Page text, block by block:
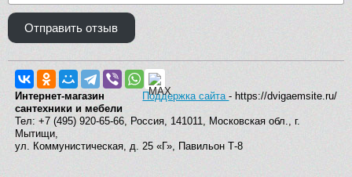
Отправить отзыв
Поддержка сайта- https://dvigaemsite.ru/
Интернет-магазин
сантехники и мебели
Тел: +7 (495) 920-65-66, Россия, 141011, Московская обл., г.
Мытищи,
ул. Коммунистическая, д. 25 «Г», Павильон Т-8